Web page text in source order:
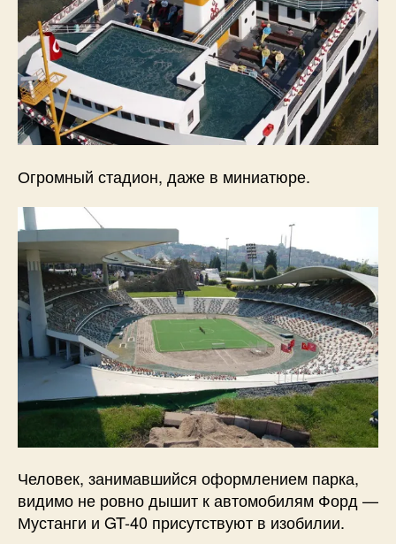
Огромный стадион, даже в миниатюре.
Человек, занимавшийся оформлением парка,
видимо не ровно дышит к автомобилям Форд —
Мустанги и GT-40 присутствуют в изобилии.